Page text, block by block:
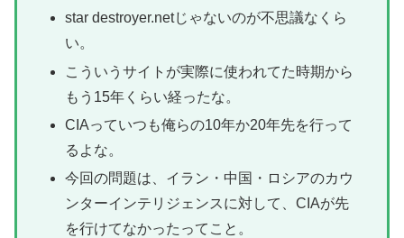
star destroyer.netじゃないのが不思議なくら
い。
こういうサイトが実際に使われてた時期から
もう15年くらい経ったな。
CIAっていつも俺らの10年か20年先を行って
るよな。
今回の問題は、イラン・中国・ロシアのカウ
ンターインテリジェンスに対して、CIAが先
を行けてなかったってこと。